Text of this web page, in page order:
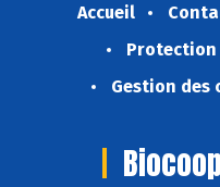
Accueil
Protection
Gestion des